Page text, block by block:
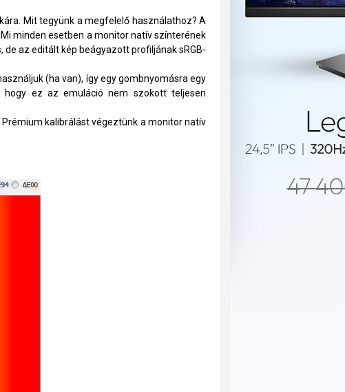
Mit tegyünk a megfelelő használathoz? A
minden esetben a monitor natív színterének
az editált kép beágyazott profiljának sRGB-
(ha van), így egy gombnyomásra egy
hogy ez az emuláció nem szokott teljesen
kalibrálást végeztünk a monitor natív